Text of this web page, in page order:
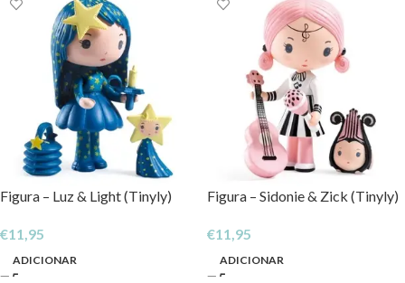
Figura – Luz & Light (Tinyly)
€11,95
ADICIONAR
Figura – Sidonie & Zick (Tinyly)
€11,95
ADICIONAR